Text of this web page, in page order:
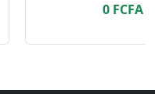
0 FCFA